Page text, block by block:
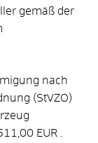
gemäß der
nach
(StVZO)
EUR .